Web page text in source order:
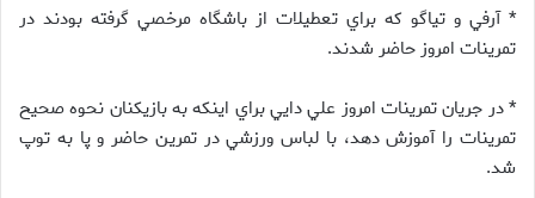
* آرفي و تياگو كه براي تعطيلات از باشگاه مرخصي گرفته بودند در
تمرينات امروز حاضر شدند.
* در جريان تمرينات امروز علي دايي براي اينكه به بازيكنان نحوه صحيح
تمرينات را آموزش دهد، با لباس ورزشي در تمرين حاضر و پا به توپ
شد.